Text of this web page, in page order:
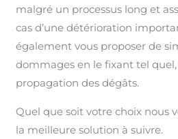
malgré un processus long et
cas d’une détérioration
également vous proposer de
dommages en le fixant tel
propagation des dégâts.
Quel que soit votre choix nous
la meilleure solution à suivre.